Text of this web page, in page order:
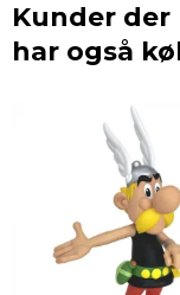
Kunder
har også